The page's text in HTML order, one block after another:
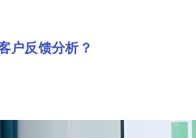
户反馈分析？